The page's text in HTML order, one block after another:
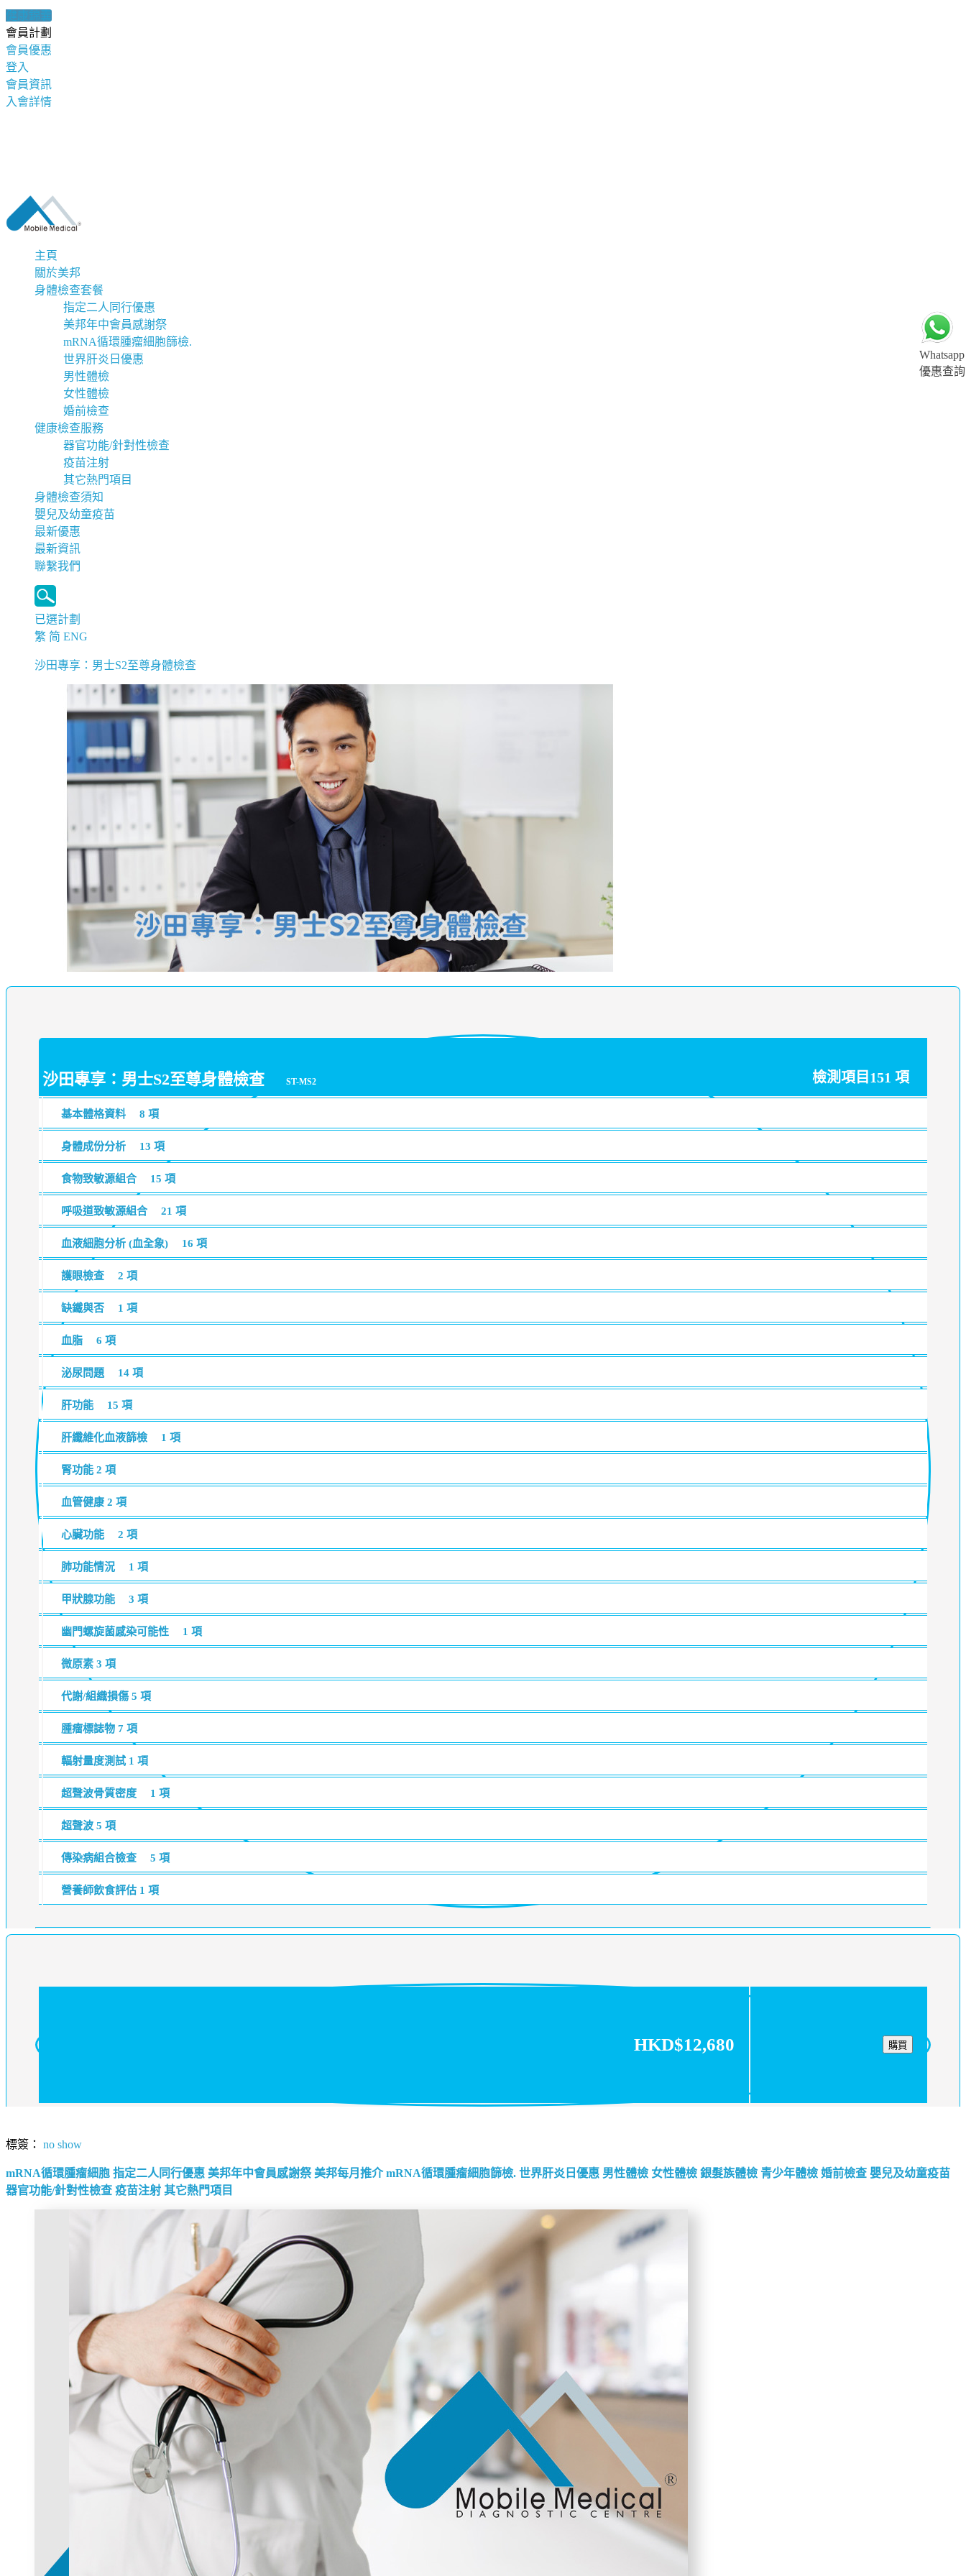
健康錦囊
會員計劃
會員優惠
登入
會員資訊
入會詳情
主頁
關於美邦
身體檢查套餐
指定二人同行優惠
美邦年中會員感謝祭
mRNA循環腫瘤細胞篩檢.
世界肝炎日優惠
男性體檢
女性體檢
婚前檢查
健康檢查服務
器官功能/針對性檢查
疫苗注射
其它熱門項目
身體檢查須知
嬰兒及幼童疫苗
最新優惠
最新資訊
聯繫我們
已選計劃
繁 简 ENG
Whatsapp
優惠查詢
沙田專享：男士S2至尊身體檢查
沙田專享：男士S2至尊身體檢查 ST-MS2 檢測項目151 項
基本體格資料 8 項
身體成份分析 13 項
食物致敏源組合 15 項
呼吸道致敏源組合 21 項
血液細胞分析 (血全象) 16 項
護眼檢查 2 項
缺鐵與否 1 項
血脂 6 項
泌尿問題 14 項
肝功能 15 項
肝纖維化血液篩檢 1 項
腎功能 2 項
血管健康 2 項
心臟功能 2 項
肺功能情況 1 項
甲狀腺功能 3 項
幽門螺旋菌感染可能性 1 項
微原素 3 項
代謝/組織損傷5 項
腫瘤標誌物 7 項
輻射量度測試 1 項
超聲波骨質密度 1 項
超聲波 5 項
傳染病組合檢查 5 項
營養師飲食評估 1 項
HKD$12,680 購買
標簽： no show
mRNA循環腫瘤細胞 指定二人同行優惠 美邦年中會員感謝祭 美邦每月推介 mRNA循環腫瘤細胞篩檢. 世界肝炎日優惠 男性體檢 女性體檢 銀髮族體檢 青少年體檢 婚前檢查 嬰兒及幼童疫苗
器官功能/針對性檢查 疫苗注射 其它熱門項目